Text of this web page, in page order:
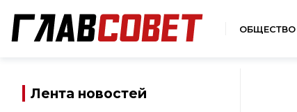
ОБЩЕСТВО
Лента новостей